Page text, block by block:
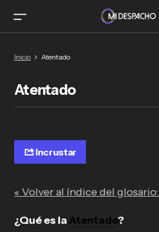
Inicio Atentado
Atentado
Incrustar
« Volver al índice del glosario:
¿Qué es la Atentado?